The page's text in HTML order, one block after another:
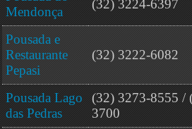
Mendonça
(32) 3224-6397
Pousada e
Restaurante
Pepasi
(32) 3222-6082
Pousada Lago
das Pedras
(32) 3273-8555 /
3700